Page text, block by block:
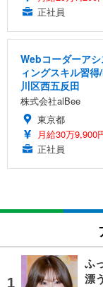
正社員
Webコーダーア
ィングスキル習
川区西五反田
株式会社alBee
東京都
月給30万9,900
正社員
ふ
漂